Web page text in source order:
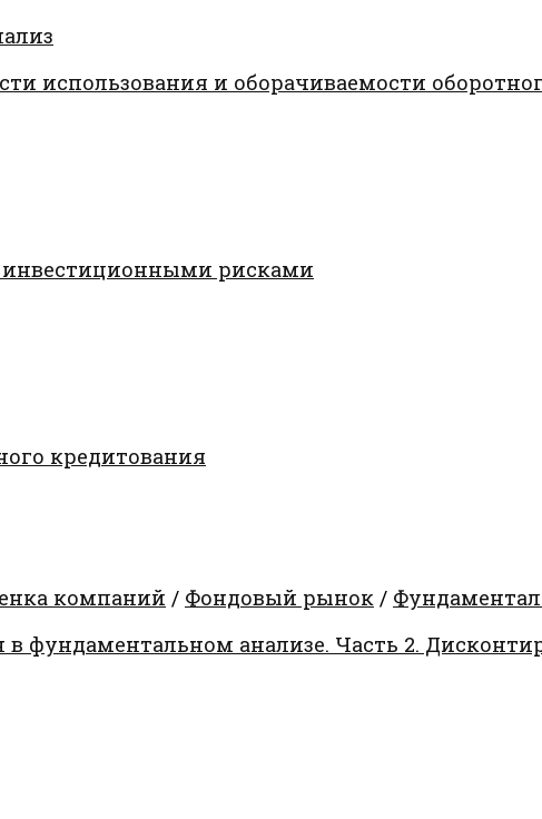
использования и оборачиваемости
рисками
кредитования
компаний / Фондовый рынок /
в фундаментальном анализе. Часть 2.